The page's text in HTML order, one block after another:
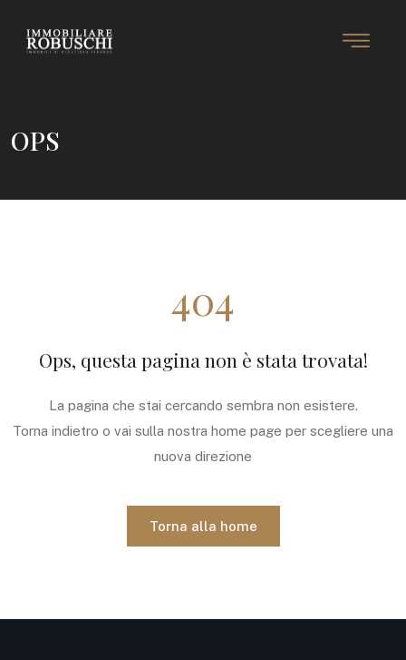
OPS
404
Ops, questa pagina non è stata trovata!
La pagina che stai cercando sembra non esistere.
Torna indietro o vai sulla nostra home page per scegliere una
nuova direzione
Torna alla home